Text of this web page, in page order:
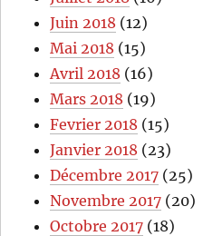
Juin 2018 (12)
Mai 2018 (15)
Avril 2018 (16)
Mars 2018 (19)
Fevrier 2018 (15)
Janvier 2018 (23)
Décembre 2017 (25)
Novembre 2017 (20)
Octobre 2017 (18)